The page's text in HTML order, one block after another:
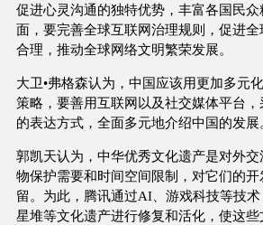
促进心灵沟通的独特优势，丰富各国民
面，要完善全球互联网治理规则，促进
合理，推动全球网络文明繁荣发展。
大卫•弗格森认为，中国应该用更加多元
策略，要善用互联网以及社交媒体平台
的表达方式，全面多元地介绍中国的发展
郭凯天认为，中华优秀文化遗产是对外
物保护需要和时间空间限制，对它们的
留。为此，腾讯通过AI、游戏科技等技
星堆等文化遗产进行修复和活化，使这